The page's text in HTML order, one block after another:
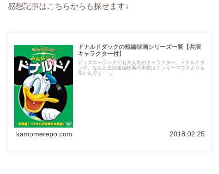
感想記事はこちらからも探せます↓
ドナルドダックの短編映画シリーズ一覧【共演
キャラクター付】
ディズニーランドでも大人気のキャラクター、ドナルドダ
ック。なんと主演短編映画の本数はミッキーマウスよりも
多いんです･･･...
kamomerepo.com 2018.02.25